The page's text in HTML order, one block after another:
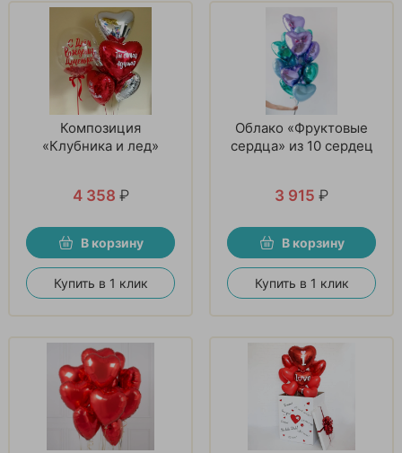
Композиция
«Клубника и лед»
4 358 ₽
В корзину
Купить в 1 клик
Облако «Фруктовые
сердца» из 10 сердец
3 915 ₽
В корзину
Купить в 1 клик